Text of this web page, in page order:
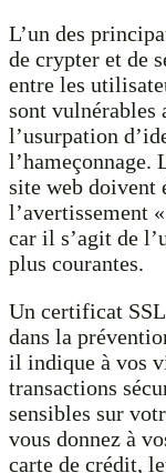
L’un des
de crypter et de
entre les
sont vulnérables
l’usurpation
site web doivent
l’avertissement
car il s’agit de
plus courantes.
Un certificat
dans la
il indique à vos
transactions
sensibles sur
vous donnez à
carte de crédit,